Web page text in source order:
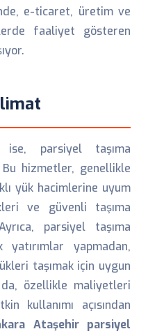
e-ticaret, üretim ve
faaliyet gösteren
parsiyel taşıma
hizmetler, genellikle
yük hacimlerine uyum
ve güvenli taşıma
parsiyel taşıma
yapmadan,
taşımak için uygun
özellikle maliyetleri
kullanımı açısından
Ataşehir parsiyel